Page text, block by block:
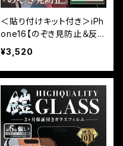
＜貼り付けキット付き＞iPh
one16【のぞき見防止＆反射
防止】（マット）3カ月保証付
き『ガラスフィルム鎧』全面
フルカバー（黒フチタイプ）
¥3,520